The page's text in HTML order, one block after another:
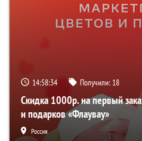
14:58:33 Получили: 18
Скидка 1000р. на первый
и подарков «Флаувау»
Россия